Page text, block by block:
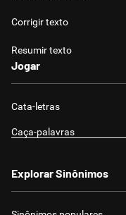
Corrigir texto
Resumir texto
Jogar
Cata-letras
Caça-palavras
Explorar Sinônimos